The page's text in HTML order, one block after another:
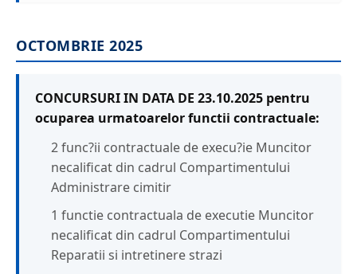
OCTOMBRIE 2025
CONCURSURI IN DATA DE 23.10.2025 pentru
ocuparea urmatoarelor functii contractuale:
2 func?ii contractuale de execu?ie Muncitor
necalificat din cadrul Compartimentului
Administrare cimitir
1 functie contractuala de executie Muncitor
necalificat din cadrul Compartimentului
Reparatii si intretinere strazi